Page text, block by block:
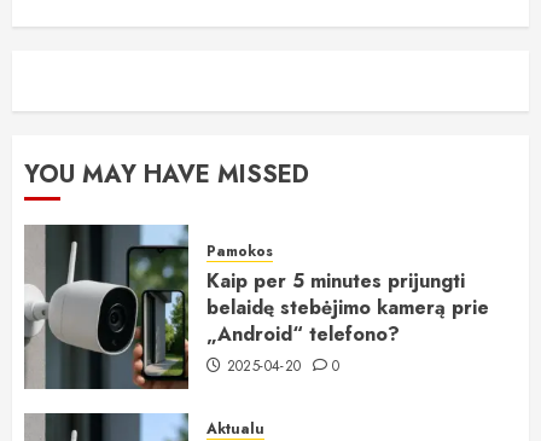
YOU MAY HAVE MISSED
Pamokos
Kaip per 5 minutes prijungti
belaidę stebėjimo kamerą prie
„Android“ telefono?
2025-04-20 0
Aktualu